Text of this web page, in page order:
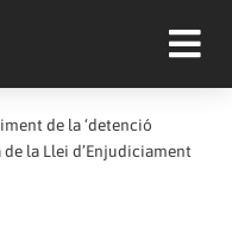
de la ‘detenció
la Llei d’Enjudiciament